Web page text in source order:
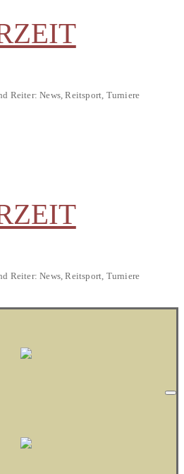
Reiter: News, Reitsport, Turniere
Reiter: News, Reitsport, Turniere